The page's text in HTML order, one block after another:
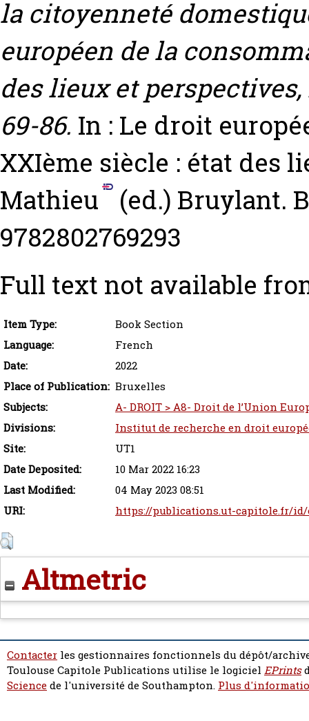
la citoyenneté
européen de la
des lieux et
69-86. In : Le droit
XXIème siècle : état des
Mathieu
(ed.) Bruylant.
9782802769293
Full text not available
Item Type:
Book Section
Language:
French
Date:
2022
Place of Publication: Bruxelles
Subjects:
A- DROIT > A8- Droit de l’Union
Divisions:
Institut de recherche en droit
Site:
UT1
Date Deposited:
10 Mar 2022 16:23
Last Modified:
04 May 2023 08:51
URI:
https://publications.ut-capitole.fr/
Altmetric
Contacter les gestionnaires fonctionnels du dépôt/
Toulouse Capitole Publications utilise le logiciel EPrints
Sciencede l'université de Southampton. Plus